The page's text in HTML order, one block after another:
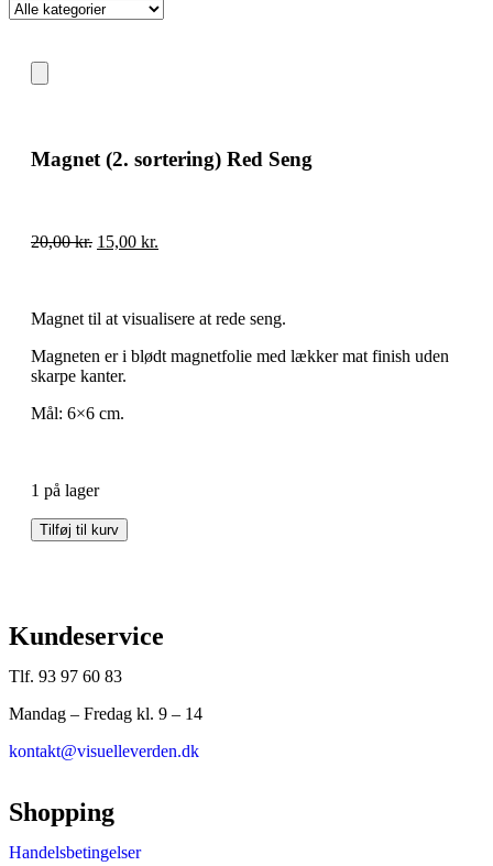
Magnet (2. sortering) Red Seng
20,00kr. 15,00 kr.
Magnet til at visualisere at rede seng.
Magneten er i blødt magnetfolie med lækker mat finish uden
skarpe kanter.
Mål: 6×6 cm.
1 på lager
Tilføj til kurv
Kundeservice
Tlf. 93 97 60 83
Mandag – Fredag kl. 9 – 14
kontakt@visuelleverden.dk
Shopping
Handelsbetingelser